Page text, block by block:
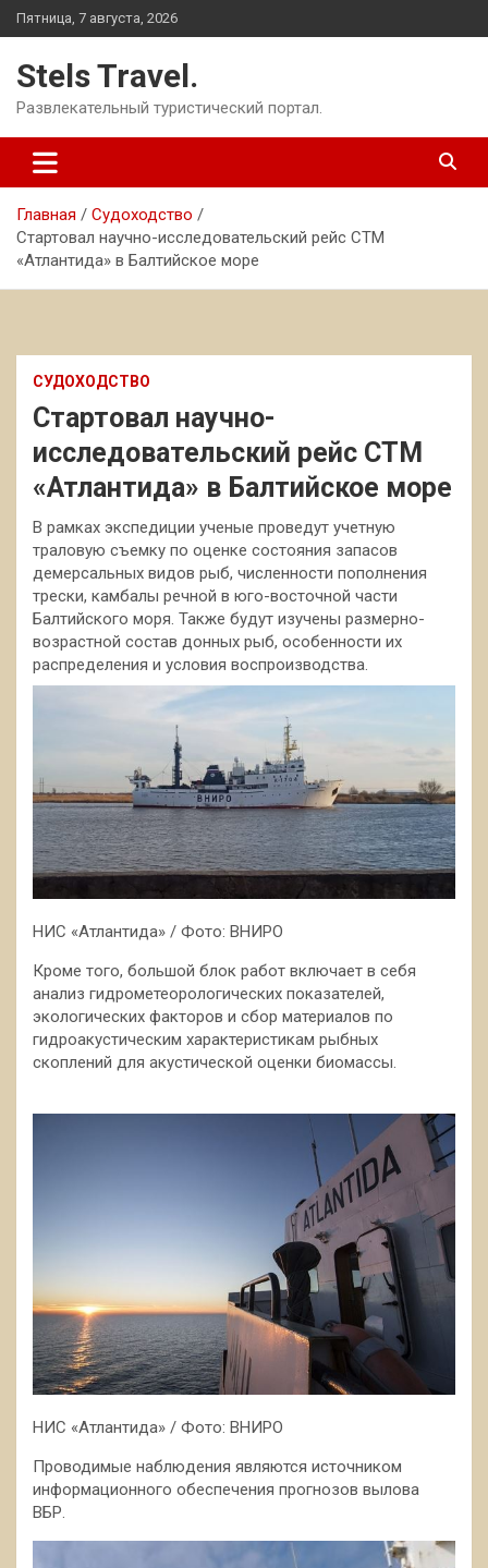
Перейти
к
Пятница, 7 августа, 2026
Stels Travel.
Развлекательный туристический портал.
Главная
Судоходство
Стартовал научно-исследовательский рейс СТМ
«Атлантида» в Балтийское море
СУДОХОДСТВО
Стартовал научно-
исследовательский рейс СТМ
«Атлантида» в Балтийское море
В рамках экспедиции ученые проведут учетную
траловую съемку по оценке состояния запасов
демерсальных видов рыб, численности пополнения
трески, камбалы речной в юго-восточной части
Балтийского моря. Также будут изучены размерно-
возрастной состав донных рыб, особенности их
распределения и условия воспроизводства.
НИС «Атлантида» / Фото: ВНИРО
Кроме того, большой блок работ включает в себя
анализ гидрометеорологических показателей,
экологических факторов и сбор материалов по
гидроакустическим характеристикам рыбных
скоплений для акустической оценки биомассы.
НИС «Атлантида» / Фото: ВНИРО
Проводимые наблюдения являются источником
информационного обеспечения прогнозов вылова
ВБР.